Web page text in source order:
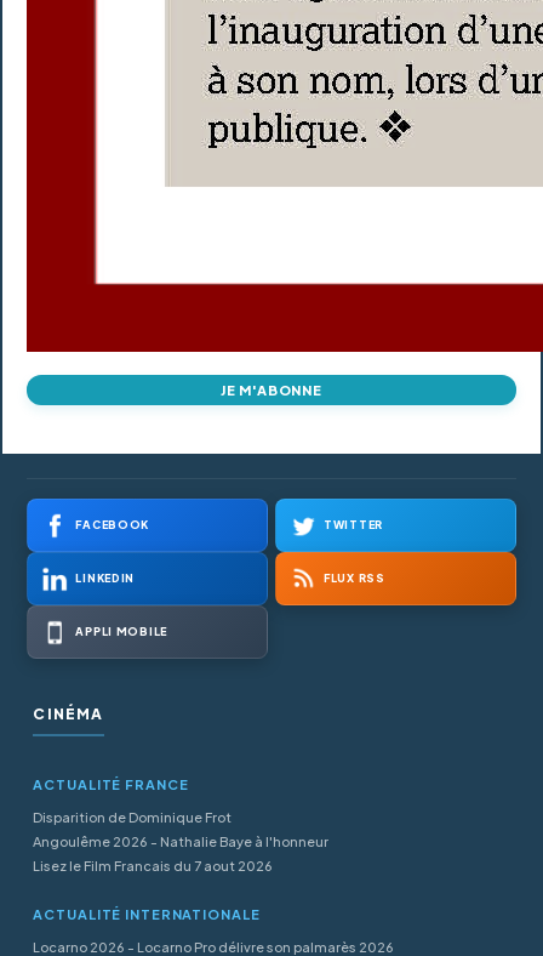
JE M'ABONNE
FACEBOOK TWITTER
LINKEDIN FLUX RSS
APPLI MOBILE
CINÉMA
ACTUALITÉ FRANCE
Disparition de Dominique Frot
Angoulême 2026 - Nathalie Baye à l'honneur
Lisez le Film Francais du 7 aout 2026
ACTUALITÉ INTERNATIONALE
Locarno 2026 - Locarno Pro délivre son palmarès 2026